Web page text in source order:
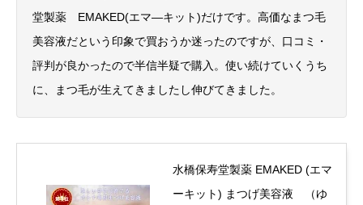
堂製薬 EMAKED(エマ―キット)だけです。高価なまつ毛
美容液だという印象で買おうか迷ったのですが、口コミ・
評判が良かったので半信半疑で購入。使い続けていくうち
に、まつ毛が生えてきましたし伸びてきました。
水橋保寿堂製薬 EMAKED (エマ
ーキット) まつげ美容液 （ゆ